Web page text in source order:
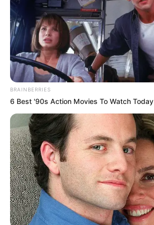
BRAINBERRIES
6 Best '90s Action Movies To Watch Today